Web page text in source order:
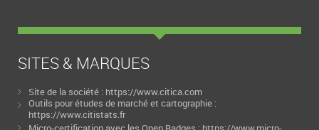
SITES & MARQUES
Site de la société : https://www.citica.com
Outils pour études de marché et cartographie :
https://www.citistats.fr